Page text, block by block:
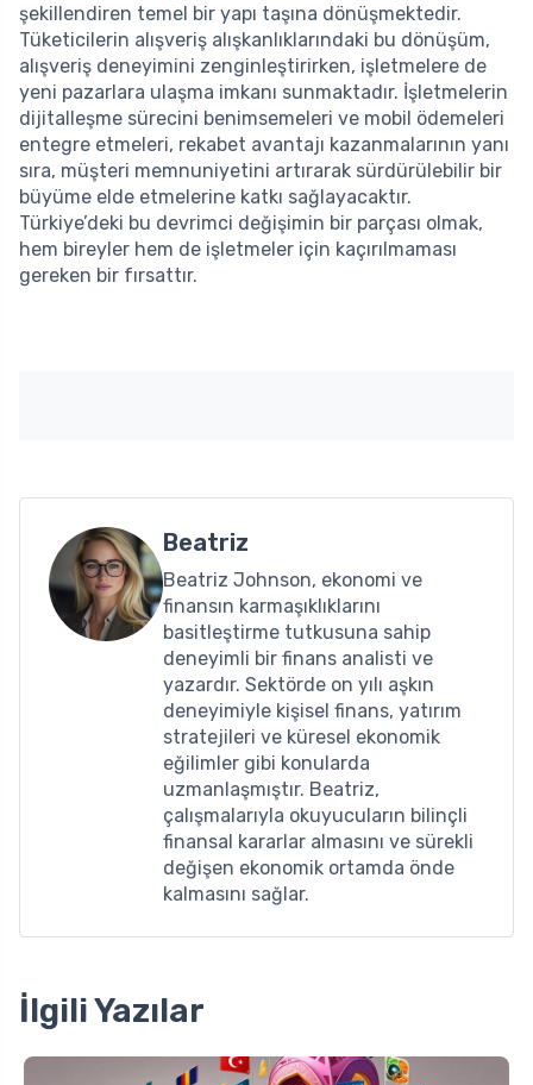
şekillendiren temel bir yapı taşına dönüşmektedir.
Tüketicilerin alışveriş alışkanlıklarındaki bu dönüşüm,
alışveriş deneyimini zenginleştirirken, işletmelere de
yeni pazarlara ulaşma imkanı sunmaktadır. İşletmelerin
dijitalleşme sürecini benimsemeleri ve mobil ödemeleri
entegre etmeleri, rekabet avantajı kazanmalarının yanı
sıra, müşteri memnuniyetini artırarak sürdürülebilir bir
büyüme elde etmelerine katkı sağlayacaktır.
Türkiye’deki bu devrimci değişimin bir parçası olmak,
hem bireyler hem de işletmeler için kaçırılmaması
gereken bir fırsattır.
Beatriz
Beatriz Johnson, ekonomi ve
finansın karmaşıklıklarını
basitleştirme tutkusuna sahip
deneyimli bir finans analisti ve
yazardır. Sektörde on yılı aşkın
deneyimiyle kişisel finans, yatırım
stratejileri ve küresel ekonomik
eğilimler gibi konularda
uzmanlaşmıştır. Beatriz,
çalışmalarıyla okuyucuların bilinçli
finansal kararlar almasını ve sürekli
değişen ekonomik ortamda önde
kalmasını sağlar.
İlgili Yazılar